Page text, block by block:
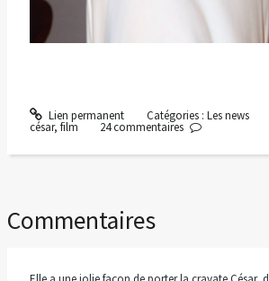
Lien permanent Catégories : Les news
césar, film 24commentaires
Commentaires